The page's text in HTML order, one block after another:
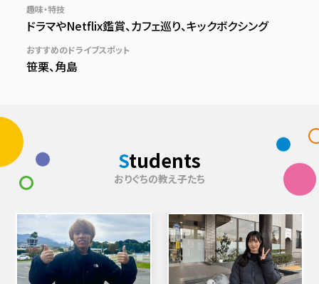
趣味・特技
ドラマやNetflix鑑賞、カフェ巡り、キックボクシング
おすすめのドライブスポット
笹栗、角島
Students
おりぐちの教え子たち